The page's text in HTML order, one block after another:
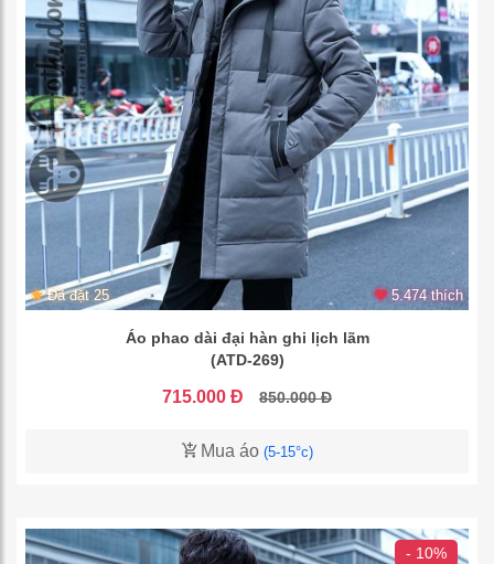
Đã đặt 25 5.474 thích
Áo phao dài đại hàn ghi lịch lãm
(ATD-269)
715.000 Đ 850.000 Đ
Mua áo (5-15°c)
- 10%